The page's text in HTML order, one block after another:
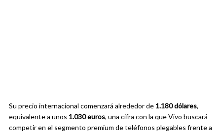
Su precio internacional comenzará alrededor de 1.180 dólares,
equivalente a unos 1.030 euros, una cifra con la que Vivo buscará
competir en el segmento premium de teléfonos plegables frente a